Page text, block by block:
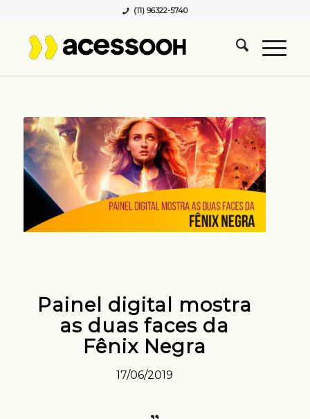
(11) 96322-5740
Painel digital mostra
as duas faces da
Fênix Negra
17/06/2019